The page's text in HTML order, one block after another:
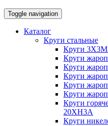
Toggle navigation
Каталог
Круги стальные
Круги
Круги
Круги
Круги
Круги
Круги
Круги
20ХН3А
Круги